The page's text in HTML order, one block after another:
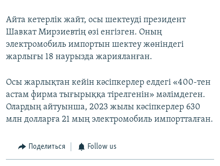
Айта кетерлік жайт, осы шектеуді президент
Шавкат Мирзиевтің өзі енгізген. Оның
электромобиль импортын шектеу жөніндегі
жарлығы 18 наурызда жарияланған.
Осы жарлықтан кейін кәсіпкерлер елдегі «400-тен
астам фирма тығырыққа тірелгенін» мәлімдеген.
Олардың айтуынша, 2023 жылы кәсіпкерлер 630
млн долларға 21 мың электромобиль импортталған.
Поделиться Follow us